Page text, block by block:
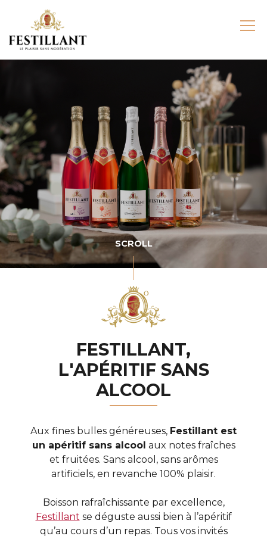
SCROLL
FESTILLANT,
L'APÉRITIF SANS
ALCOOL
Aux fines bulles généreuses, Festillant est
un apéritif sans alcool aux notes fraîches
et fruitées. Sans alcool, sans arômes
artificiels, en revanche 100% plaisir.
Boisson rafraîchissante par excellence,
Festillant se déguste aussi bien à l’apéritif
qu’au cours d’un repas. Tous vos invités